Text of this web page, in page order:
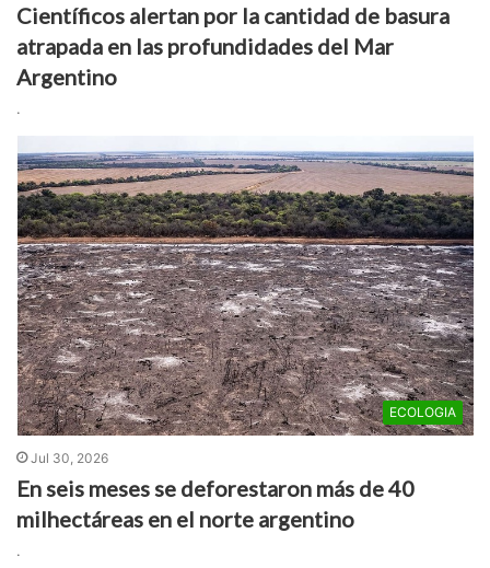
Científicos alertan por la cantidad de basura
atrapada en las profundidades del Mar
Argentino
.
ECOLOGIA
Jul 30, 2026
En seis meses se deforestaron más de 40
milhectáreas en el norte argentino
.